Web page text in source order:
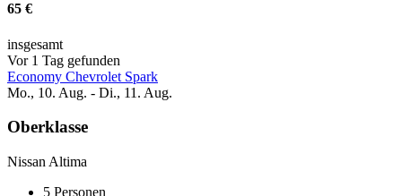
65 €
insgesamt
Vor 1 Tag gefunden
Economy Chevrolet Spark
Mo., 10. Aug. - Di., 11. Aug.
Oberklasse
Nissan Altima
5 Personen